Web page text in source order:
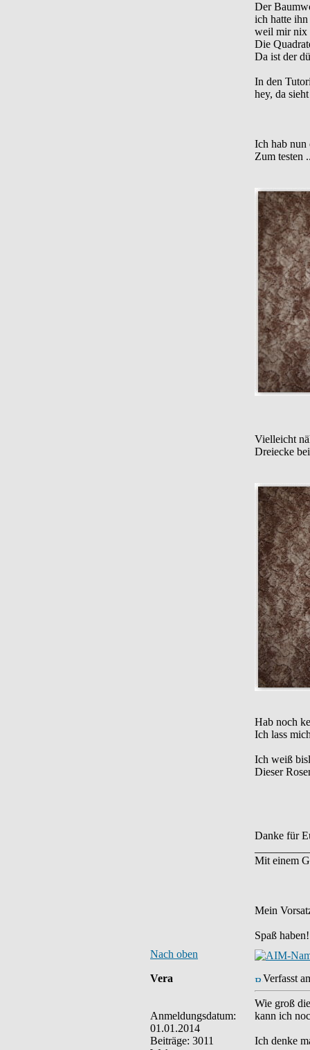
Der
ich hatte
weil mir nix
Die
Da ist der
In den
hey, da
Ich hab nun
Zum testen
Vielleicht
Dreiecke
Hab noch
Ich lass
Ich weiß
Dieser
Danke für
Mit einem
Mein
Spaß
Nach oben
Vera
Anmeldungsdatum:
01.01.2014
Beiträge: 3011
Verfasst
Wie groß
kann ich
Ich denke